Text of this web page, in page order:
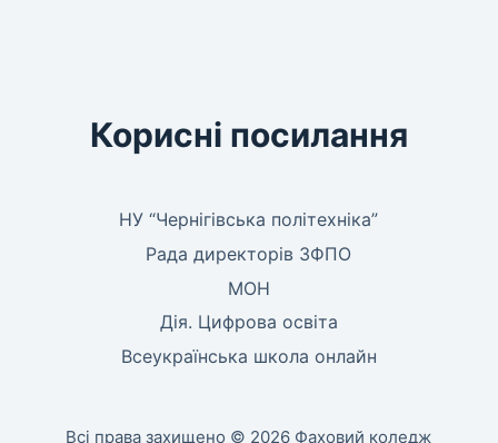
Корисні посилання
НУ “Чернігівська політехніка”
Рада директорів ЗФПО
МОН
Дія. Цифрова освіта
Всеукраїнська школа онлайн
Всі права захищено © 2026 Фаховий коледж